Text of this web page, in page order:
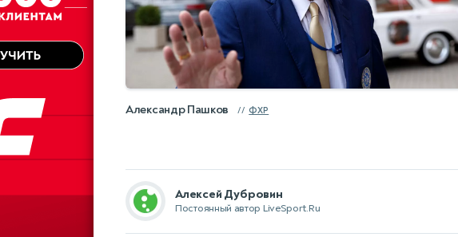
Александр Пашков ФХР
Алексей Дубровин
Постоянный автор LiveSport.Ru